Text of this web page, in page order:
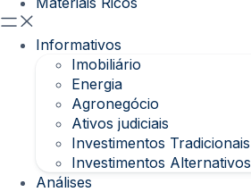
Informativos
Imobiliário
Energia
Agronegócio
Ativos judiciais
Investimentos Tradicionais
Investimentos Alternativos
Análises